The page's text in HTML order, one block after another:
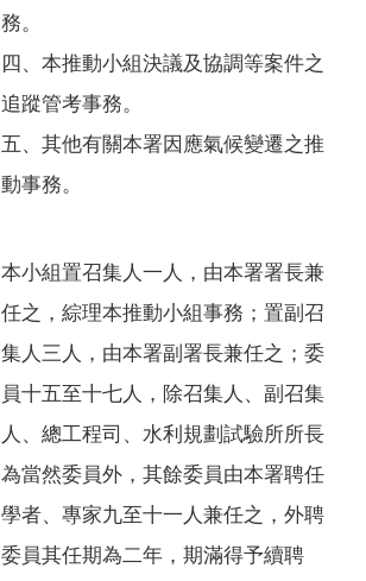
務。
四、本推動小組決議及協調等案件之
追蹤管考事務。
五、其他有關本署因應氣候變遷之推
動事務。
本小組置召集人一人，由本署署長兼
任之，綜理本推動小組事務；置副召
集人三人，由本署副署長兼任之；委
員十五至十七人，除召集人、副召集
人、總工程司、水利規劃試驗所所長
為當然委員外，其餘委員由本署聘任
學者、專家九至十一人兼任之，外聘
委員其任期為二年，期滿得予續聘